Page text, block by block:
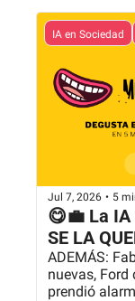
IA en Sociedad
Jul 7, 2026 • 5
😋💼 La
SE LA
ADEMÁS:
nuevas,
prendió